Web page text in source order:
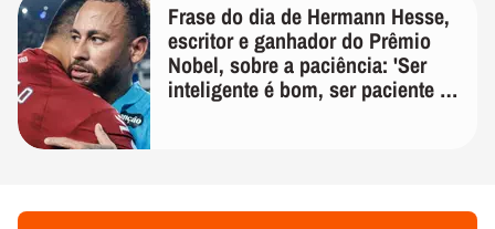
Frase do dia de Hermann Hesse,
escritor e ganhador do Prêmio
Nobel, sobre a paciência: 'Ser
inteligente é bom, ser paciente é